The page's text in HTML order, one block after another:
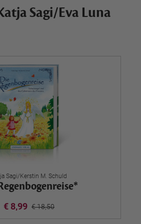
Sagi/Eva Luna
Sagi/Kerstin M. Schuld
€ 8,99 € 18,50